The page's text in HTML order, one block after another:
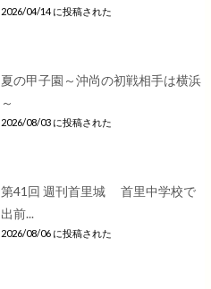
2026/04/14 に投稿された
夏の甲子園～沖尚の初戦相手は横浜
～
2026/08/03 に投稿された
第41回 週刊首里城 首里中学校で
出前...
2026/08/06 に投稿された